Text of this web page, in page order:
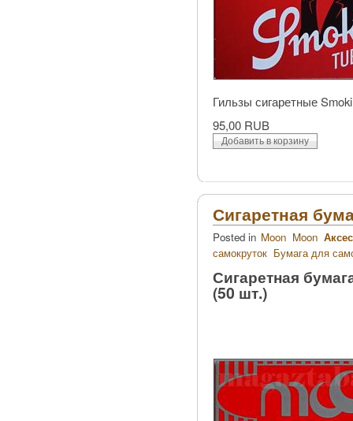
Гильзы сигаретные
95,00 RUB
Сигаретная
Posted in Moon Moon
самокруток Бумага для
Сигаретная
(50 шт.)